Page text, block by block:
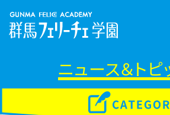
ニュース＆トピ